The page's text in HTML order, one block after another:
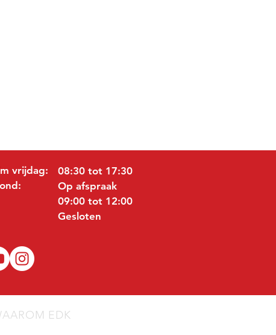
vrijdag:
08:30 tot 17:30
Op afspraak
09:00 tot 12:00
Gesloten
EDK